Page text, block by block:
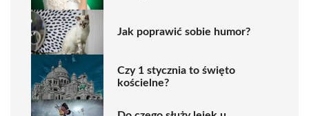
Jak poprawić sobie humor?
Czy 1 stycznia to święto
kościelne?